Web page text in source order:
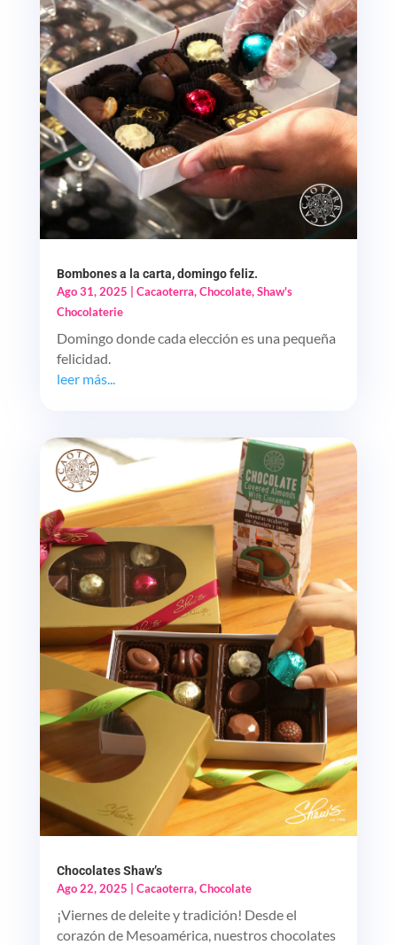
Bombones a la carta, domingo feliz.
Ago 31, 2025
Cacaoterra,Chocolate,Shaw's
Chocolaterie
Domingo donde cada elección es una pequeña
felicidad.
leer más...
Chocolates Shaw’s
Ago 22, 2025
Cacaoterra,Chocolate
¡Viernes de deleite y tradición! Desde el
corazón de Mesoamérica, nuestros chocolates